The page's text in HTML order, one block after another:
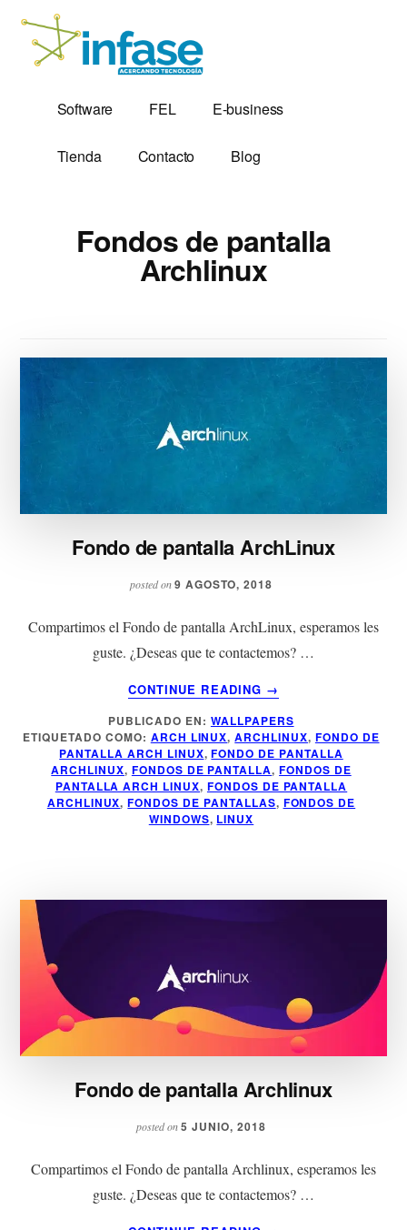
contenido
Additional
menu
Soluciones
Tecnológicas
desde
1,999
Electrónica
Software FEL E-business
Tienda Contacto Blog
Fondos de pantalla
Archlinux
Fondo de pantalla ArchLinux
posted on9 AGOSTO, 2018
Compartimos el Fondo de pantalla ArchLinux, esperamos les
guste. ¿Deseas que te contactemos? …
CONTINUE READING
ACERCA
DE
FONDO
DE
PANTALLA
ARCHLINUX
→
PUBLICADO EN: WALLPAPERS
ETIQUETADO COMO: ARCH LINUX,ARCHLINUX, FONDO DE
PANTALLA ARCH LINUX,FONDO DE PANTALLA
ARCHLINUX, FONDOS DE PANTALLA,FONDOS DE
PANTALLA ARCH LINUX, FONDOS DE PANTALLA
ARCHLINUX,FONDOS DE PANTALLAS, FONDOS DE
WINDOWS, LINUX
Fondo de pantalla Archlinux
posted on5 JUNIO, 2018
Compartimos el Fondo de pantalla Archlinux, esperamos les
guste. ¿Deseas que te contactemos? …